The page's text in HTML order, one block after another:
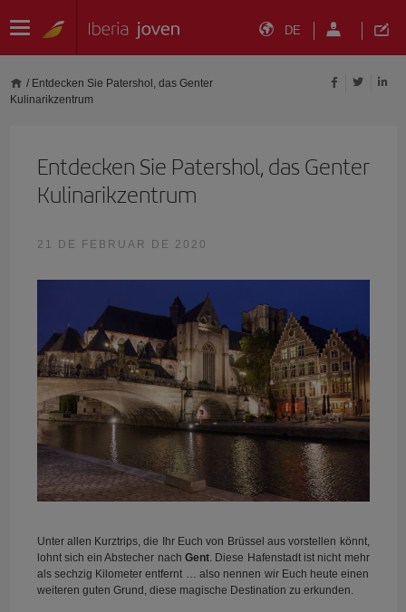
DE
/ Entdecken Sie Patershol, das Genter
Kulinarikzentrum
Entdecken Sie Patershol, das Genter
Kulinarikzentrum
21 DE FEBRUAR DE 2020
Unter allen Kurztrips, die Ihr Euch von Brüssel aus vorstellen könnt,
lohnt sich ein Abstecher nach Gent . Diese Hafenstadt ist nicht mehr
als sechzig Kilometer entfernt … also nennen wir Euch heute einen
weiteren guten Grund, diese magische Destination zu erkunden.